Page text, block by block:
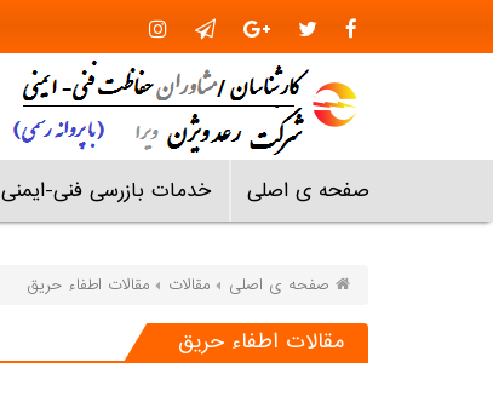
صفحه ی اصلی خدمات بازرسی فنی-ایمنی
صفحه ی اصلی مقالات مقالات اطفاء حریق
مقالات اطفاء حریق